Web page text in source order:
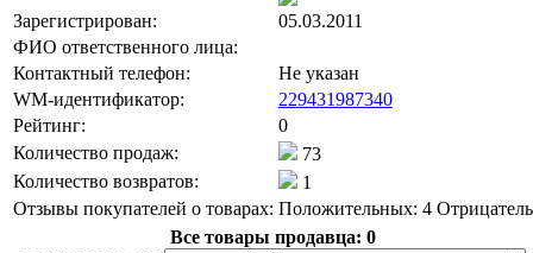
Зарегистрирован:
05.03.2011
ФИО ответственного лица:
Контактный телефон:
Не указан
WM-идентификатор:
229431987340
Рейтинг:
0
Количество продаж:
73
Количество возвратов:
1
Отзывы покупателей о товарах: Положительных: 4
Все товары продавца: 0